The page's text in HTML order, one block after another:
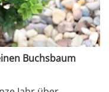
Buchsbaum